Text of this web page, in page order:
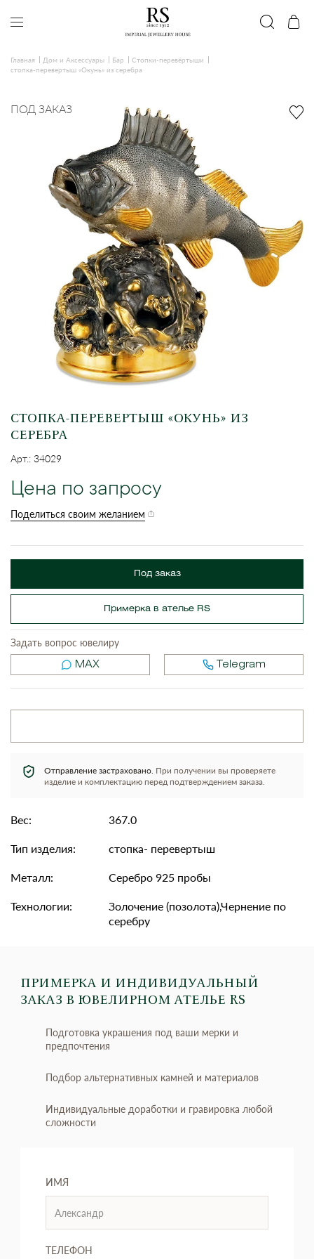
Главная Дом и Аксессуары Бар
Стопки-перевёртыши
стопка-перевертыш «Окунь» из серебра
ПОД ЗАКАЗ
СТОПКА-ПЕРЕВЕРТЫШ «ОКУНЬ» ИЗ
СЕРЕБРА
Арт.: 34029
Цена по запросу
Поделиться своим желанием
Под заказ
Примерка в ателье RS
Задать вопрос ювелиру
MAX Telegram
Отправление застраховано. При получении вы проверяете
изделие и комплектацию перед подтверждением заказа.
Вес:
367.0
Тип изделия:
стопка- перевертыш
Металл:
Серебро 925 пробы
Технологии:
Золочение (позолота),Чернение по
серебру
ПРИМЕРКА И ИНДИВИДУАЛЬНЫЙ
ЗАКАЗ В ЮВЕЛИРНОМ АТЕЛЬЕ RS
Подготовка украшения под ваши мерки и
предпочтения
Подбор альтернативных камней и материалов
Индивидуальные доработки и гравировка любой
сложности
ИМЯ
ТЕЛЕФОН